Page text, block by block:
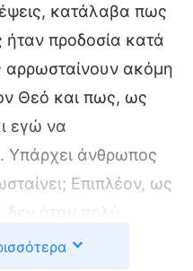
κατάλαβα πως
προδοσία κατά
ακόμη
Θεό και πως, ως
εγώ να
Υπάρχει άνθρωπος
Επιπλέον, ως
ήταν πολύ
Εφόσον